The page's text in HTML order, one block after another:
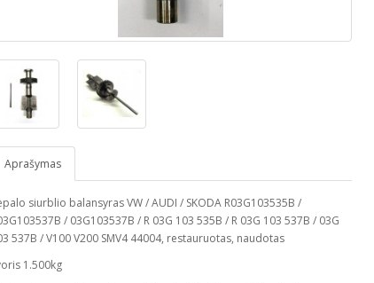
Aprašymas
siurblio balansyras VW / AUDI / SKODA R03G103535B /
/ 03G103537B / R 03G 103 535B / R 03G 103 537B / 03G
537B / V100 V200 SMV4 44004, restauruotas, naudotas
1.500kg